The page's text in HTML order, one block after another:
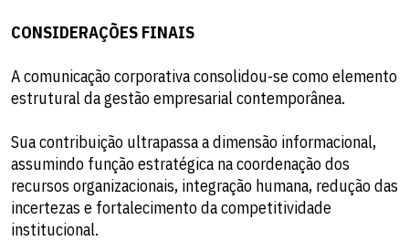
CONSIDERAÇÕES FINAIS
A comunicação corporativa consolidou-se como elemento
estrutural da gestão empresarial contemporânea.
Sua contribuição ultrapassa a dimensão informacional,
assumindo função estratégica na coordenação dos
recursos organizacionais, integração humana, redução das
incertezas e fortalecimento da competitividade
institucional.